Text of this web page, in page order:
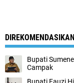
DIREKOMENDASIKAN
Bupati
Campak